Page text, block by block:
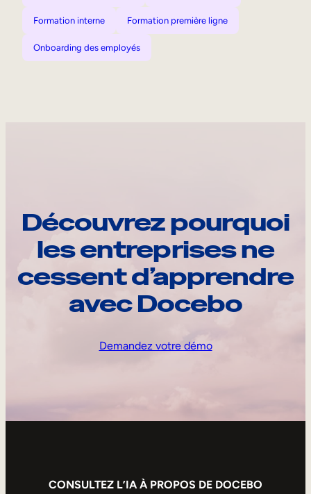
Formation interne Formation première ligne
Onboarding des employés
Découvrez pourquoi
les entreprises ne
cessent d’apprendre
avec Docebo
Demandez votre démo
CONSULTEZ L’IA À PROPOS DE DOCEBO